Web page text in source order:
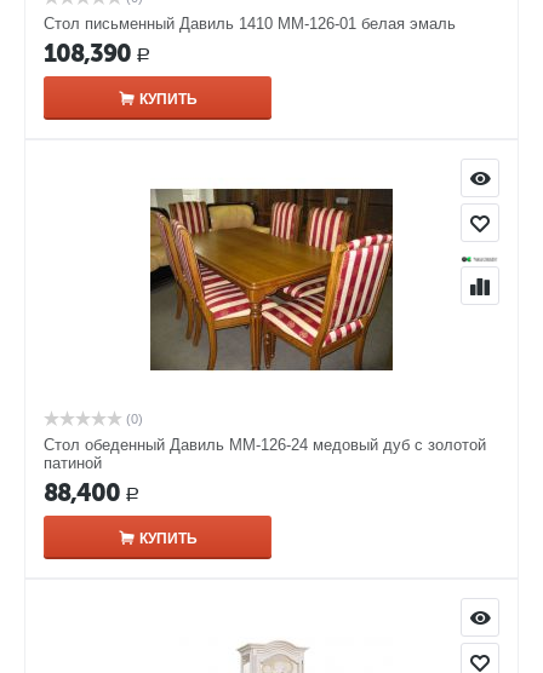
Стол письменный Давиль 1410 ММ-126-01 белая эмаль
108,390 Р
КУПИТЬ
(0)
Стол обеденный Давиль ММ-126-24 медовый дуб с золотой
патиной
88,400 Р
КУПИТЬ